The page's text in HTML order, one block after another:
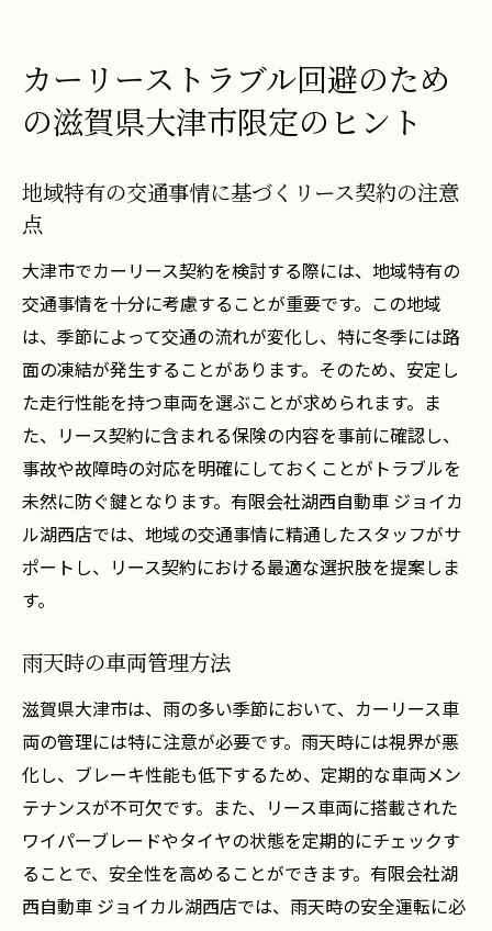
カーリーストラブル回避のため
の滋賀県大津市限定のヒント
地域特有の交通事情に基づくリース契約の注意
点
大津市でカーリース契約を検討する際には、地域特有の
交通事情を十分に考慮することが重要です。この地域
は、季節によって交通の流れが変化し、特に冬季には路
面の凍結が発生することがあります。そのため、安定し
た走行性能を持つ車両を選ぶことが求められます。ま
た、リース契約に含まれる保険の内容を事前に確認し、
事故や故障時の対応を明確にしておくことがトラブルを
未然に防ぐ鍵となります。有限会社湖西自動車 ジョイカ
ル湖西店では、地域の交通事情に精通したスタッフがサ
ポートし、リース契約における最適な選択肢を提案しま
す。
雨天時の車両管理方法
滋賀県大津市は、雨の多い季節において、カーリース車
両の管理には特に注意が必要です。雨天時には視界が悪
化し、ブレーキ性能も低下するため、定期的な車両メン
テナンスが不可欠です。また、リース車両に搭載された
ワイパーブレードやタイヤの状態を定期的にチェックす
ることで、安全性を高めることができます。有限会社湖
西自動車 ジョイカル湖西店では、雨天時の安全運転に必